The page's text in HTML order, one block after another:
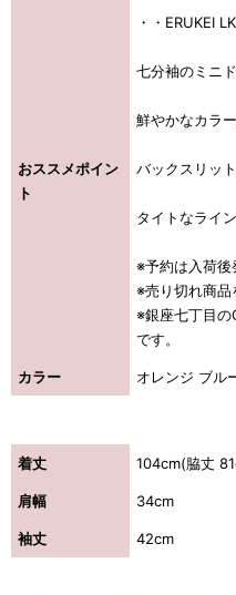
おススメポイン
ト
・・ERUKEI
七分袖のミニ
鮮やかなカラ
バックスリッ
タイトなライ
※予約は入荷後
※売り切れ商品
※銀座七丁目の
です。
カラー オレンジ ブル
着丈 104cm(脇丈
肩幅 34cm
袖丈 42cm